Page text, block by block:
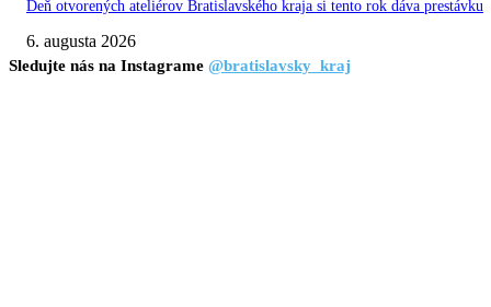
Deň otvorených ateliérov Bratislavského kraja si tento rok dáva prestávku
6. augusta 2026
Sledujte nás na Instagrame @bratislavsky_kraj